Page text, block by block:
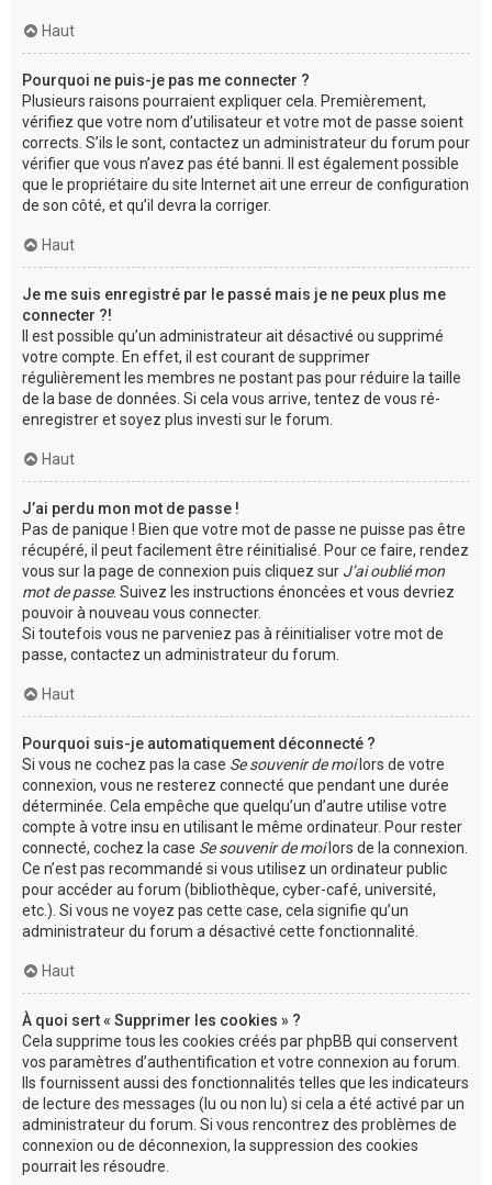
Haut
Pourquoi ne puis-je pas me connecter ?
Plusieurs raisons pourraient expliquer cela. Premièrement,
vérifiez que votre nom d’utilisateur et votre mot de passe soient
corrects. S’ils le sont, contactez un administrateur du forum pour
vérifier que vous n’avez pas été banni. Il est également possible
que le propriétaire du site Internet ait une erreur de configuration
de son côté, et qu’il devra la corriger.
Haut
Je me suis enregistré par le passé mais je ne peux plus me
connecter ?!
Il est possible qu’un administrateur ait désactivé ou supprimé
votre compte. En effet, il est courant de supprimer
régulièrement les membres ne postant pas pour réduire la taille
de la base de données. Si cela vous arrive, tentez de vous ré-
enregistrer et soyez plus investi sur le forum.
Haut
J’ai perdu mon mot de passe !
Pas de panique ! Bien que votre mot de passe ne puisse pas être
récupéré, il peut facilement être réinitialisé. Pour ce faire, rendez
vous sur la page de connexion puis cliquez sur J’ai oublié mon
mot de passe. Suivez les instructions énoncées et vous devriez
pouvoir à nouveau vous connecter.
Si toutefois vous ne parveniez pas à réinitialiser votre mot de
passe, contactez un administrateur du forum.
Haut
Pourquoi suis-je automatiquement déconnecté ?
Si vous ne cochez pas la case Se souvenir de moilors de votre
connexion, vous ne resterez connecté que pendant une durée
déterminée. Cela empêche que quelqu’un d’autre utilise votre
compte à votre insu en utilisant le même ordinateur. Pour rester
connecté, cochez la case Se souvenir de moilors de la connexion.
Ce n’est pas recommandé si vous utilisez un ordinateur public
pour accéder au forum (bibliothèque, cyber-café, université,
etc.). Si vous ne voyez pas cette case, cela signifie qu’un
administrateur du forum a désactivé cette fonctionnalité.
Haut
À quoi sert « Supprimer les cookies » ?
Cela supprime tous les cookies créés par phpBB qui conservent
vos paramètres d’authentification et votre connexion au forum.
Ils fournissent aussi des fonctionnalités telles que les indicateurs
de lecture des messages (lu ou non lu) si cela a été activé par un
administrateur du forum. Si vous rencontrez des problèmes de
connexion ou de déconnexion, la suppression des cookies
pourrait les résoudre.